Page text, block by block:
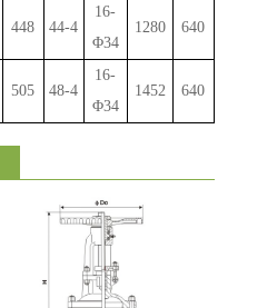
448 44-4
16-
Φ34
1280 640
505 48-4
16-
Φ34
1452 640